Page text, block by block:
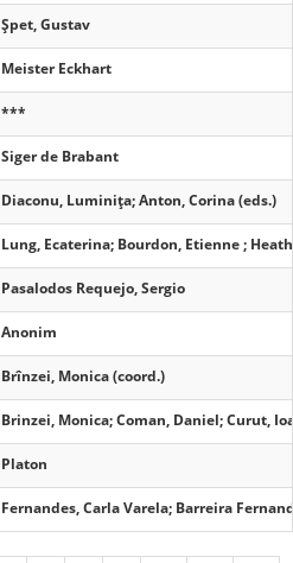
Șpet, Gustav
Meister Eckhart
***
Siger de Brabant
Diaconu, Luminița; Anton, Corina (eds.)
Lung, Ecaterina; Bourdon, Etienne ;
Pasalodos Requejo, Sergio
Anonim
Brînzei, Monica (coord.)
Brinzei, Monica; Coman, Daniel; Curut,
Platon
Fernandes, Carla Varela; Barreira